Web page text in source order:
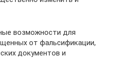
возможности для
от фальсификации,
документов и